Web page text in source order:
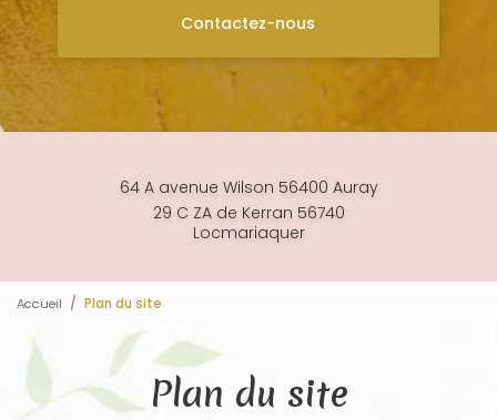
Contactez-nous
64 A avenue Wilson 56400 Auray
29 C ZA de Kerran 56740
Locmariaquer
Accueil Plan du site
Plan du site